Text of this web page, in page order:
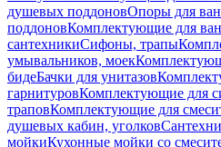
душевых поддоновОпоры для
поддоновКомплектующие для
сантехникиСифоны, трапы
умывальников, моек
бидеБачки для унитазов
гарнитуровКомплектующие для
траповКомплектующие для
душевых кабин, уголков
мойкиКухонные мойки со